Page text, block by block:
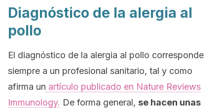
Diagnóstico de la alergia al
pollo
El diagnóstico de la alergia al pollo corresponde
siempre a un profesional sanitario, tal y como
afirma un artículo publicado en Nature Reviews
Immunology. De forma general, se hacen unas